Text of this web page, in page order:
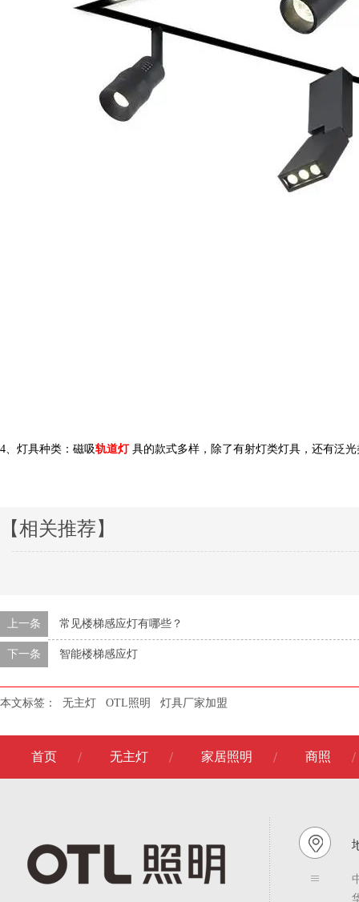
4、灯具种类 ： 磁吸轨道灯 具的款式多样，除了有射灯类灯具，还有泛光
【相关推荐】
上一条 常见楼梯感应灯有哪些？
下一条 智能楼梯感应灯
本文标签： 无主灯 OTL照明 灯具厂家加盟
首页 无主灯 家居照明 商照